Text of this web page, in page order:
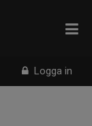
Logga in